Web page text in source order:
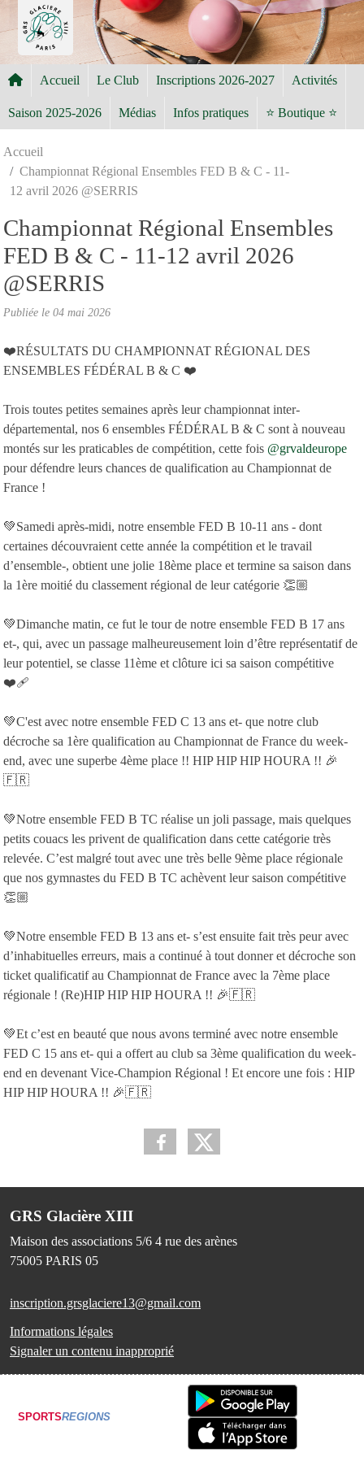
Accueil Le Club Inscriptions 2026-2027 Activités
Saison 2025-2026 Médias Infos pratiques ⭐ Boutique ⭐
Accueil
Championnat Régional Ensembles FED B & C - 11-
12 avril 2026 @SERRIS
Championnat Régional Ensembles
FED B & C - 11-12 avril 2026
@SERRIS
Publiée le 04 mai 2026
❤️RÉSULTATS DU CHAMPIONNAT RÉGIONAL DES
ENSEMBLES FÉDÉRAL B & C ❤️
Trois toutes petites semaines après leur championnat inter-
départemental, nos 6 ensembles FÉDÉRAL B & C sont à nouveau
montés sur les praticables de compétition, cette fois @grvaldeurope
pour défendre leurs chances de qualification au Championnat de
France !
💚Samedi après-midi, notre ensemble FED B 10-11 ans - dont
certaines découvraient cette année la compétition et le travail
d’ensemble-, obtient une jolie 18ème place et termine sa saison dans
la 1ère moitié du classement régional de leur catégorie 👏🏼
💚Dimanche matin, ce fut le tour de notre ensemble FED B 17 ans
et-, qui, avec un passage malheureusement loin d’être représentatif de
leur potentiel, se classe 11ème et clôture ici sa saison compétitive
❤️‍🩹
💚C'est avec notre ensemble FED C 13 ans et- que notre club
décroche sa 1ère qualification au Championnat de France du week-
end, avec une superbe 4ème place !! HIP HIP HIP HOURA !! 🎉
🇫🇷
💚Notre ensemble FED B TC réalise un joli passage, mais quelques
petits couacs les privent de qualification dans cette catégorie très
relevée. C’est malgré tout avec une très belle 9ème place régionale
que nos gymnastes du FED B TC achèvent leur saison compétitive
👏🏼
💚Notre ensemble FED B 13 ans et- s’est ensuite fait très peur avec
d’inhabituelles erreurs, mais a continué à tout donner et décroche son
ticket qualificatif au Championnat de France avec la 7ème place
régionale ! (Re)HIP HIP HIP HOURA !! 🎉🇫🇷
💚Et c’est en beauté que nous avons terminé avec notre ensemble
FED C 15 ans et- qui a offert au club sa 3ème qualification du week-
end en devenant Vice-Champion Régional ! Et encore une fois : HIP
HIP HIP HOURA !! 🎉🇫🇷
GRS Glacière XIII
Maison des associations 5/6 4 rue des arènes
75005 PARIS 05
inscription.grsglaciere13@gmail.com
Informations légales
Signaler un contenu inapproprié
SPORTSREGIONS
Panneau de gestion des cookies